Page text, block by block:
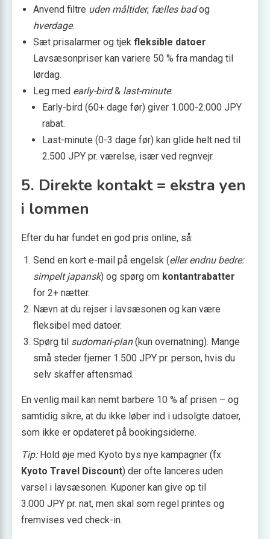
Anvend filtre uden måltider, fælles badog
hverdage.
Sæt prisalarmer og tjek fleksible datoer.
Lavsæsonpriser kan variere 50 % fra mandag til
lørdag.
Leg med early-bird& last-minute:
Early-bird (60+ dage før) giver 1.000-2.000 JPY
rabat.
Last-minute (0-3 dage før) kan glide helt ned til
2.500 JPY pr. værelse, især ved regnvejr.
5. Direkte kontakt = ekstra yen
i lommen
Efter du har fundet en god pris online, så:
Send en kort e-mail på engelsk (eller endnu bedre:
simpelt japansk) og spørg om kontantrabatter
for 2+ nætter.
Nævn at du rejser i lavsæsonen og kan være
fleksibel med datoer.
Spørg til sudomari-plan(kun overnatning). Mange
små steder fjerner 1.500 JPY pr. person, hvis du
selv skaffer aftensmad.
En venlig mail kan nemt barbere 10 % af prisen – og
samtidig sikre, at du ikke løber ind i udsolgte datoer,
som ikke er opdateret på bookingsiderne.
Tip:Hold øje med Kyoto bys nye kampagner (fx
Kyoto Travel Discount) der ofte lanceres uden
varsel i lavsæsonen. Kuponer kan give op til
3.000 JPY pr. nat, men skal som regel printes og
fremvises ved check-in.